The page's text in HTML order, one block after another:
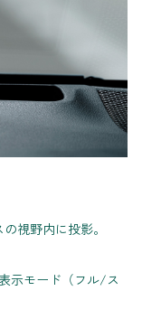
視野内に投影。
示モード（フル/ス